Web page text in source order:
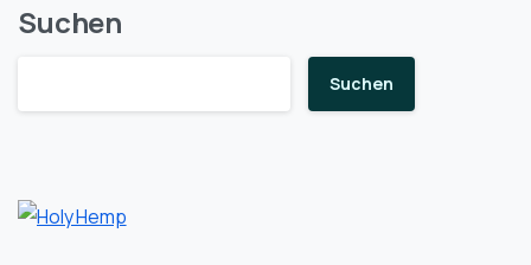
Suchen
Suchen